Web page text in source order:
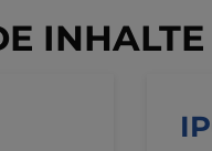
INHALTE